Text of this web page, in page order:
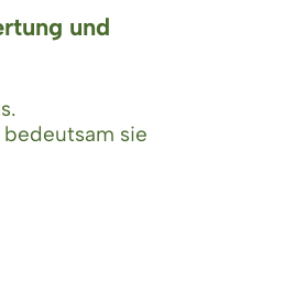
und
sie